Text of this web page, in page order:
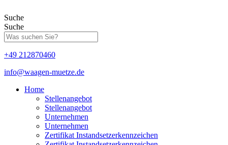
Inhalt
springen
Suche
Suche
+49 212870460
info@waagen-muetze.de
Home
Stellenangebot
Stellenangebot
Unternehmen
Unternehmen
Zertifikat Instandsetzerkennzeichen